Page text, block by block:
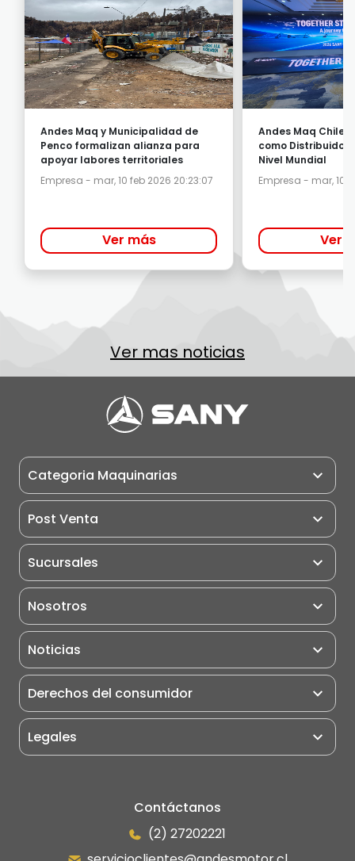
Andes Maq y Municipalidad de
Penco formalizan alianza para
apoyar labores territoriales
Empresa - mar, 10 feb 2026 20:23:07
Ver más
Andes Maq Chile
como Distribuidor
Nivel Mundial
Empresa - mar, 10
Ver
Ver mas noticias
Categoria Maquinarias
Miniexcavadoras
Retroexcavadoras
Rodillo Compactador
Camiones
Portuarios
Manipulador Telescópico
Post Venta
Pauta de Matención
Sucursales
Nosotros
Noticias
Derechos del consumidor
Legales
Contáctanos
(2) 27202221